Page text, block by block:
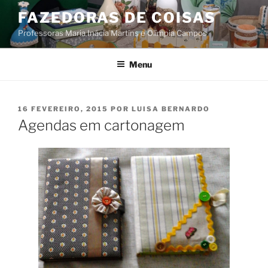
Saltar
conteúdo
FAZEDORAS DE COISAS
Professoras Maria Inácia Martins e Olímpia Campos
Menu
PUBLICADO
EM
16 FEVEREIRO, 2015 POR LUISA BERNARDO
Agendas em cartonagem